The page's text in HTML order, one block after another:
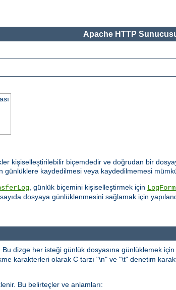
Apache HTTP
kişiselleştirilebilir biçemdedir ve doğrudan bir
kaydedilmesi veya kaydedilmemesi
, günlük biçemini kişiselleştirmek için
dosyaya günlüklenmesini sağlamak için
dizge her isteği günlük dosyasına günlüklemek için
karakterleri olarak C tarzı "\n" ve "\t" denetim
Bu belirteçler ve anlamları: